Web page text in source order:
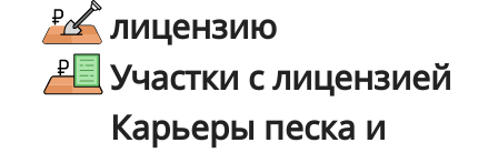
лицензию
Участки с лицензией
Карьеры песка и